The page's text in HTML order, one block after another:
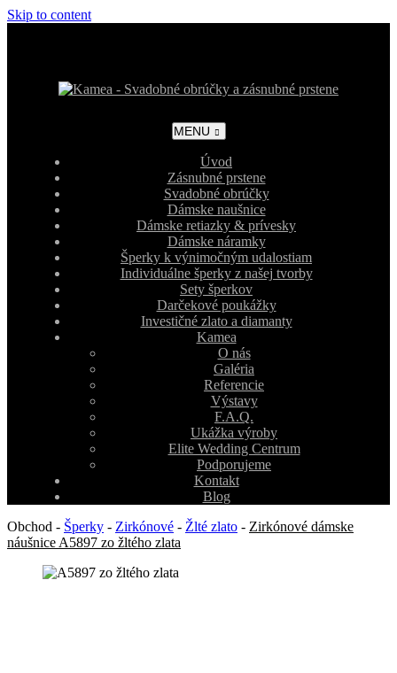
Skip to content
MENU
Úvod
Zásnubné prstene
Svadobné obrúčky
Dámske naušnice
Dámske retiazky & prívesky
Dámske náramky
Šperky k výnimočným udalostiam
Individuálne šperky z našej tvorby
Sety šperkov
Darčekové poukážky
Investičné zlato a diamanty
Kamea
O nás
Galéria
Referencie
Výstavy
F.A.Q.
Ukážka výroby
Elite Wedding Centrum
Podporujeme
Kontakt
Blog
Obchod - Šperky - Zirkónové - Žlté zlato - Zirkónové dámske
náušnice A5897 zo žltého zlata